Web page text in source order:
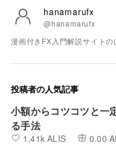
hanamarufx
@hanamarufx
漫画付きFX入門解説サイト
投稿者の人気記事
小額からコツコツと一
る手法
1.41k ALIS 0.00